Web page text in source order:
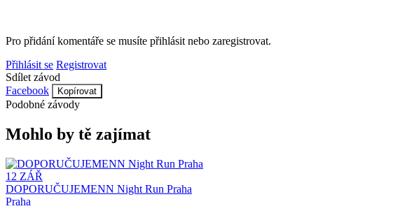
Pro přidání komentáře se musíte přihlásit nebo zaregistrovat.
Přihlásit se Registrovat
Sdílet závod
Facebook
Kopírovat
Podobné závody
Mohlo by tě zajímat
12 ZÁŘ
DOPORUČUJEMENN Night Run Praha
Praha